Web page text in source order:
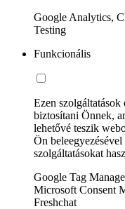
Google Analytics,
Testing
Funkcionális
Ezen
biztosítani Önnek,
lehetővé teszik
Ön
szolgáltatásokat
Google Tag
Microsoft Consent
Freshchat